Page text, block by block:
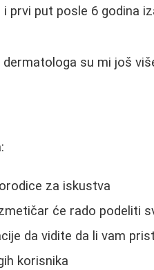
prvi put posle 6 godina
su mi još
za iskustva
će rado podeliti
da vidite da li vam
korisnika